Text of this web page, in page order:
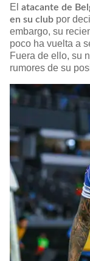
El atacante de
en su club por
embargo, su
poco ha vuelta a
Fuera de ello, su
rumores de su